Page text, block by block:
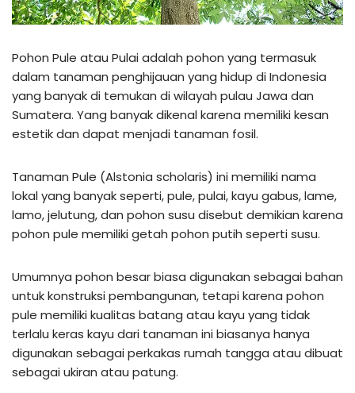
Pohon Pule atau Pulai adalah pohon yang termasuk
dalam tanaman penghijauan yang hidup di Indonesia
yang banyak di temukan di wilayah pulau Jawa dan
Sumatera. Yang banyak dikenal karena memiliki kesan
estetik dan dapat menjadi tanaman fosil.
Tanaman Pule (Alstonia scholaris) ini memiliki nama
lokal yang banyak seperti, pule, pulai, kayu gabus, lame,
lamo, jelutung, dan pohon susu disebut demikian karena
pohon pule memiliki getah pohon putih seperti susu.
Umumnya pohon besar biasa digunakan sebagai bahan
untuk konstruksi pembangunan, tetapi karena pohon
pule memiliki kualitas batang atau kayu yang tidak
terlalu keras kayu dari tanaman ini biasanya hanya
digunakan sebagai perkakas rumah tangga atau dibuat
sebagai ukiran atau patung.